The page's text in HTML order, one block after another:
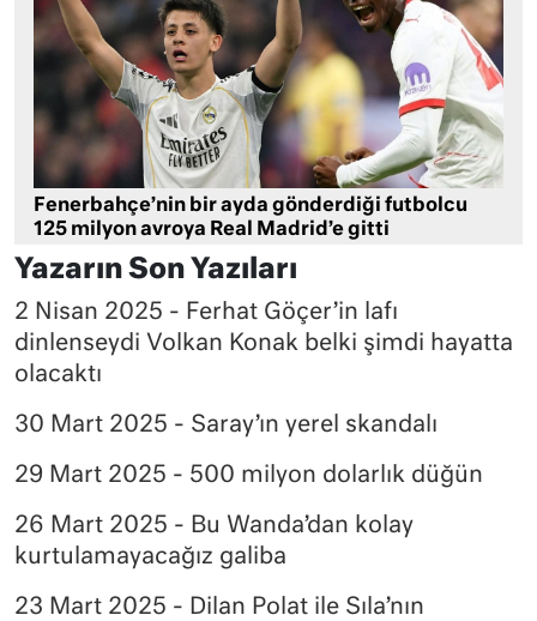
Fenerbahçe’nin bir ayda gönderdiği futbolcu
125 milyon avroya Real Madrid’e gitti
Yazarın Son Yazıları
2 Nisan 2025 - Ferhat Göçer’in lafı
dinlenseydi Volkan Konak belki şimdi hayatta
olacaktı
30 Mart 2025 - Saray’ın yerel skandalı
29 Mart 2025 - 500 milyon dolarlık düğün
26 Mart 2025 - Bu Wanda’dan kolay
kurtulamayacağız galiba
23 Mart 2025 - Dilan Polat ile Sıla’nın